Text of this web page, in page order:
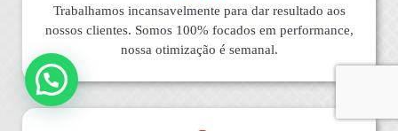
Trabalhamos incansavelmente para dar resultado aos
nossos clientes. Somos 100% focados em performance,
nossa otimização é semanal.